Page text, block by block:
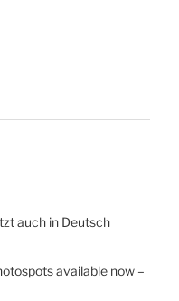
auch in Deutsch
available now –